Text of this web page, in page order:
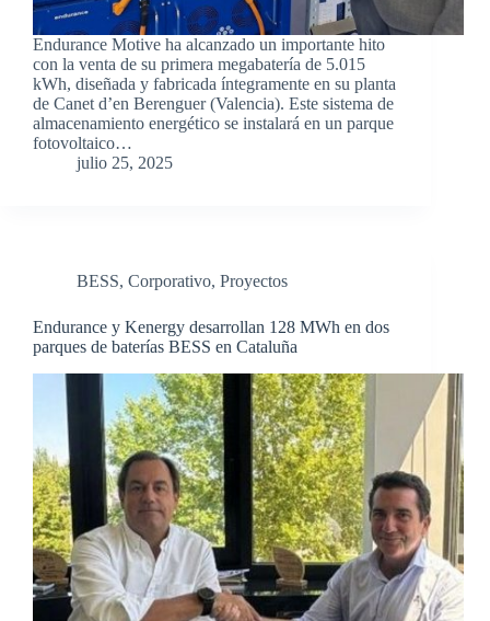
Endurance Motive ha alcanzado un importante hito
con la venta de su primera megabatería de 5.015
kWh, diseñada y fabricada íntegramente en su planta
de Canet d’en Berenguer (Valencia). Este sistema de
almacenamiento energético se instalará en un parque
fotovoltaico…
julio 25, 2025
BESS, Corporativo, Proyectos
Endurance y Kenergy desarrollan 128 MWh en dos
parques de baterías BESS en Cataluña